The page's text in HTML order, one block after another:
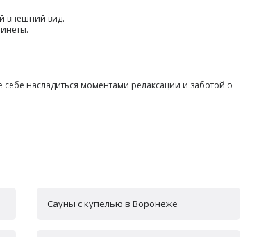
внешний вид.
насладиться моментами релаксации и заботой о
Сауны с купелью в Воронеже